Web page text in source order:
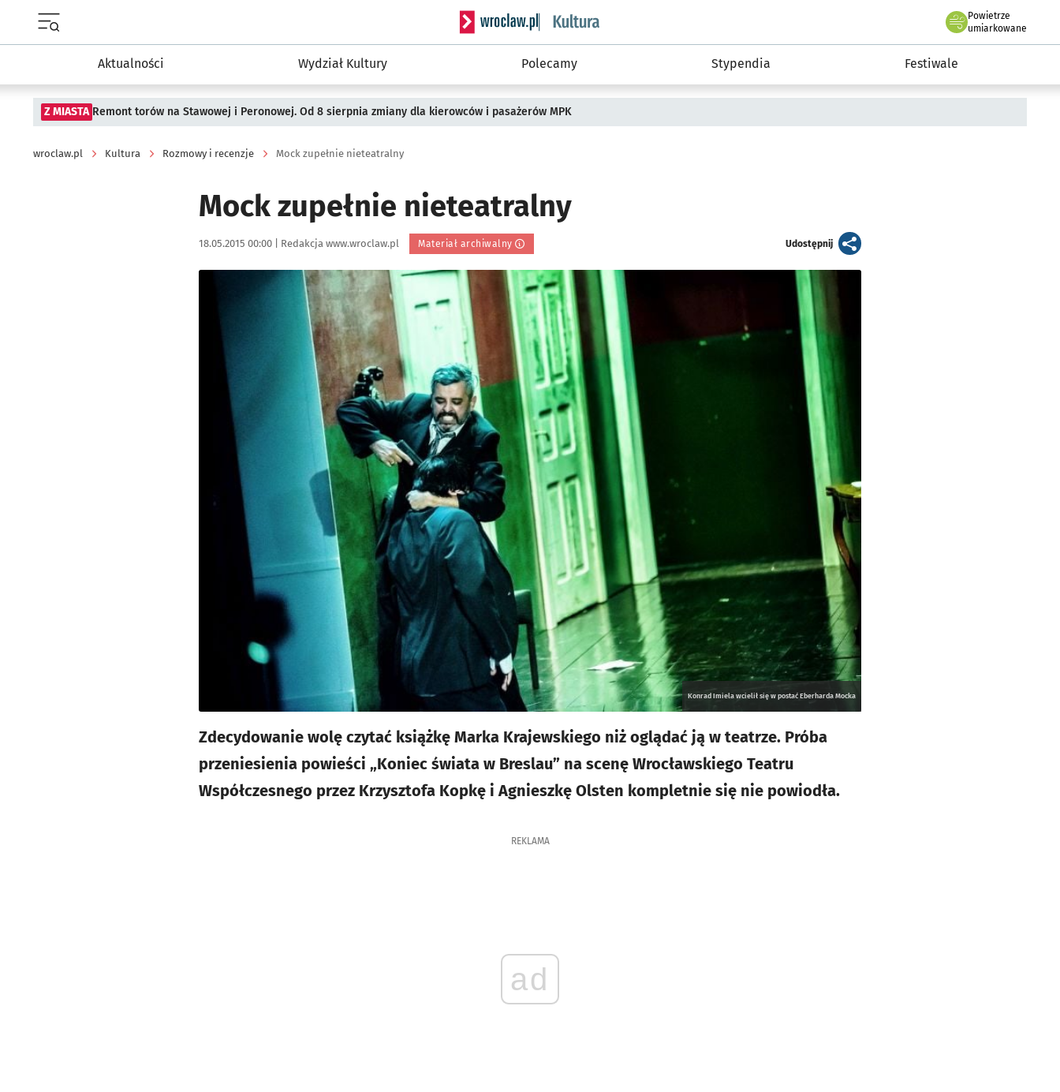
Serwis informacyjny wroclaw.pl podserwis: Kultura
Powietrze
we Wrocławiu
umiarkowane
Aktualności Wydział Kultury Polecamy Stypendia Festiwale
Z MIASTA Remont torów na Stawowej i Peronowej. Od 8 sierpnia zmiany dla kierowców i pasażerów MPK
wroclaw.pl Kultura Rozmowy i recenzje Mock zupełnie nieteatralny
Mock zupełnie nieteatralny
Data publikacji:
18.05.2015 00:00 | Autor:
Redakcja www.wroclaw.pl Materiał archiwalny Udostępnijartykuł
Kliknij, aby powiększyć
Konrad Imiela wcielił się w postać Eberharda Mocka
Zdecydowanie wolę czytać książkę Marka Krajewskiego niż oglądać ją w teatrze. Próba
przeniesienia powieści „Koniec świata w Breslau” na scenę Wrocławskiego Teatru
Współczesnego przez Krzysztofa Kopkę i Agnieszkę Olsten kompletnie się nie powiodła.
REKLAMA
ad